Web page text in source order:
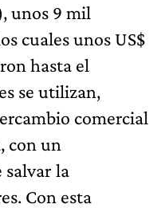
unos 9 mil
cuales unos US$
hasta el
se utilizan,
comercial
con un
salvar la
Con esta